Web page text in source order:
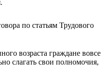
по статьям Трудового
возраста граждане вовсе
слагать свои полномочия,